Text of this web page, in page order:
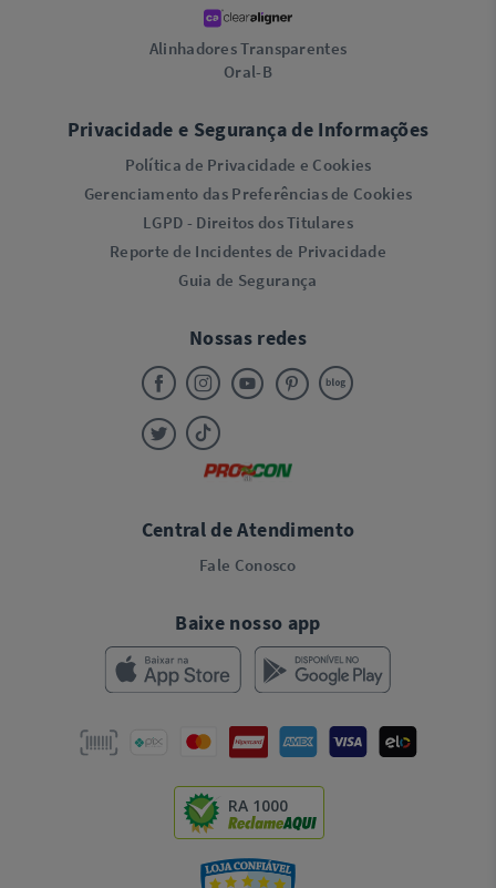
Alinhadores Transparentes
Oral-B
Privacidade e Segurança de Informações
Política de Privacidade e Cookies
Gerenciamento das Preferências de Cookies
LGPD - Direitos dos Titulares
Reporte de Incidentes de Privacidade
Guia de Segurança
Nossas redes
Central de Atendimento
Fale Conosco
Baixe nosso app
RA 1000